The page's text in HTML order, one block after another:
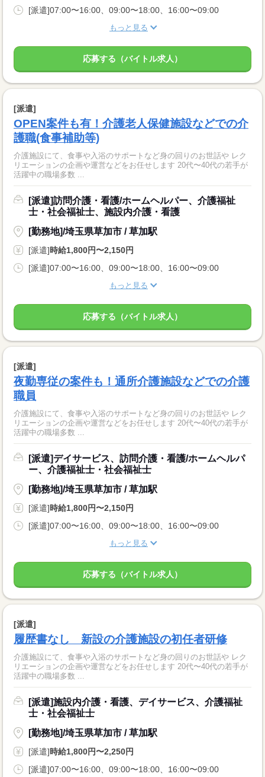
[派遣]07:00〜16:00、09:00〜18:00、16:00〜09:00
もっと見る
応募する（バイトル求人）
[派遣]
OPEN案件も有！介護老人保健施設などでの介
護職(食事補助等)
介護施設にて、食事や入浴のサポートなど身の回りのお世話や レク
リエーションの企画や運営などをお任せします 20代〜40代の若手が
活躍中の職場多数 ...
[派遣]訪問介護・看護/ホームヘルパー、介護福祉
士・社会福祉士、施設内介護・看護
[勤務地]/埼玉県草加市 / 草加駅
[派遣]時給1,800円〜2,150円
[派遣]07:00〜16:00、09:00〜18:00、16:00〜09:00
もっと見る
応募する（バイトル求人）
[派遣]
夜勤専従の案件も！通所介護施設などでの介護
職員
介護施設にて、食事や入浴のサポートなど身の回りのお世話や レク
リエーションの企画や運営などをお任せします 20代〜40代の若手が
活躍中の職場多数 ...
[派遣]デイサービス、訪問介護・看護/ホームヘルパ
ー、介護福祉士・社会福祉士
[勤務地]/埼玉県草加市 / 草加駅
[派遣]時給1,800円〜2,150円
[派遣]07:00〜16:00、09:00〜18:00、16:00〜09:00
もっと見る
応募する（バイトル求人）
[派遣]
履歴書なし 新設の介護施設の初任者研修
介護施設にて、食事や入浴のサポートなど身の回りのお世話や レク
リエーションの企画や運営などをお任せします 20代〜40代の若手が
活躍中の職場多数 ...
[派遣]施設内介護・看護、デイサービス、介護福祉
士・社会福祉士
[勤務地]/埼玉県草加市 / 草加駅
[派遣]時給1,800円〜2,250円
[派遣]07:00〜16:00、09:00〜18:00、16:00〜09:00